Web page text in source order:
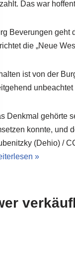
Das war
Beverungen geht
die „Neue
ist von der
Denkmal gehörte
konnte, und
(Dehio) /
»